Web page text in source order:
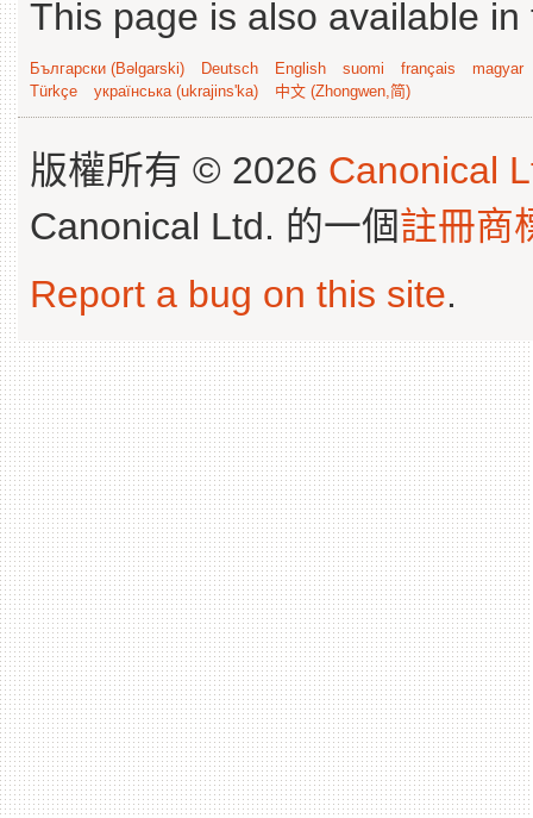
This page is also available
Български (Bəlgarski) Deutsch English suomi français
magyar
Türkçe
українська (ukrajins'ka) 中文 (Zhongwen,简)
版權所有 © 2026 Canonical
Canonical Ltd. 的一個註冊商
Report a bug on this site.